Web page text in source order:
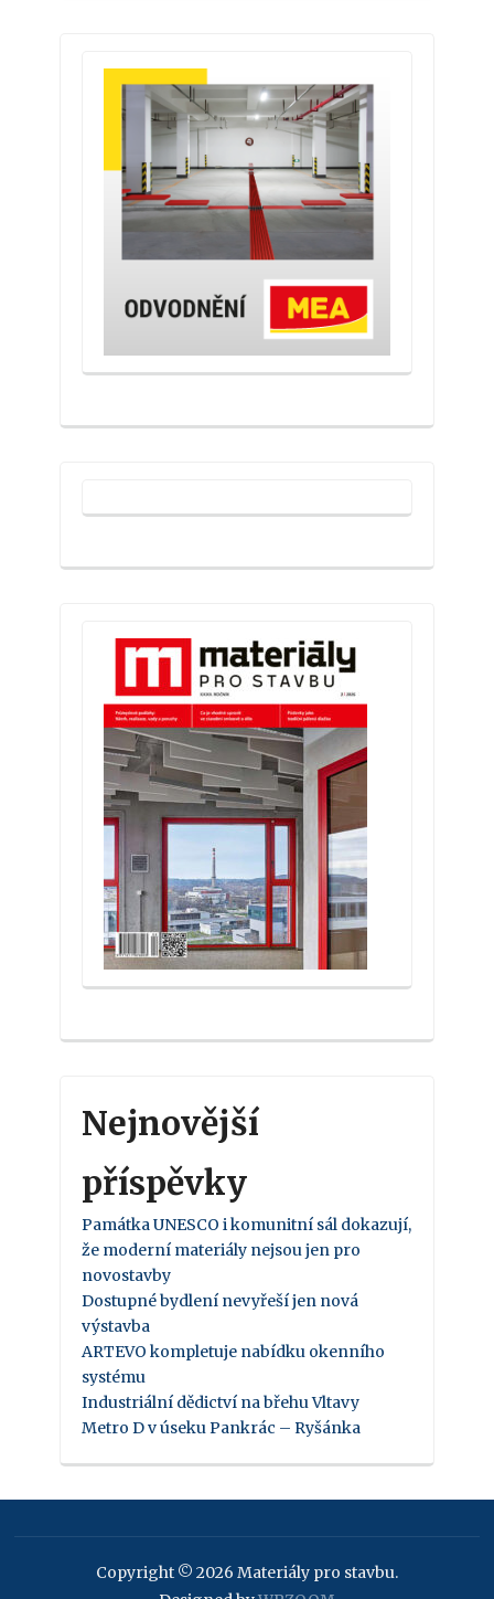
Nejnovější
příspěvky
Památka UNESCO i komunitní sál dokazují,
že moderní materiály nejsou jen pro
novostavby
Dostupné bydlení nevyřeší jen nová
výstavba
ARTEVO kompletuje nabídku okenního
systému
Industriální dědictví na břehu Vltavy
Metro D v úseku Pankrác – Ryšánka
Copyright © 2026 Materiály pro stavbu.